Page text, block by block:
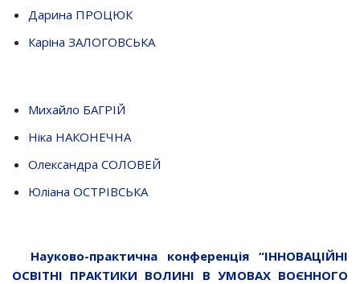
Дарина ПРОЦЮК
Каріна ЗАЛОГОВСЬКА
Михайло БАГРІЙ
Ніка НАКОНЕЧНА
Олександра СОЛОВЕЙ
Юліана ОСТРІВСЬКА
Науково-практична конференція “ІННОВАЦІЙНІ
ОСВІТНІ ПРАКТИКИ ВОЛИНІ В УМОВАХ ВОЄННОГО